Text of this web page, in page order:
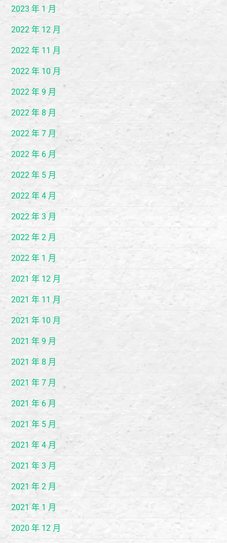
2023 年 1 月
2022 年 12 月
2022 年 11 月
2022 年 10 月
2022 年 9 月
2022 年 8 月
2022 年 7 月
2022 年 6 月
2022 年 5 月
2022 年 4 月
2022 年 3 月
2022 年 2 月
2022 年 1 月
2021 年 12 月
2021 年 11 月
2021 年 10 月
2021 年 9 月
2021 年 8 月
2021 年 7 月
2021 年 6 月
2021 年 5 月
2021 年 4 月
2021 年 3 月
2021 年 2 月
2021 年 1 月
2020 年 12 月